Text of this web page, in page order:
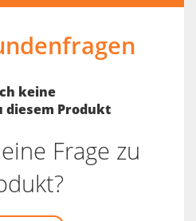
keine
diesem Produkt
Frage zu